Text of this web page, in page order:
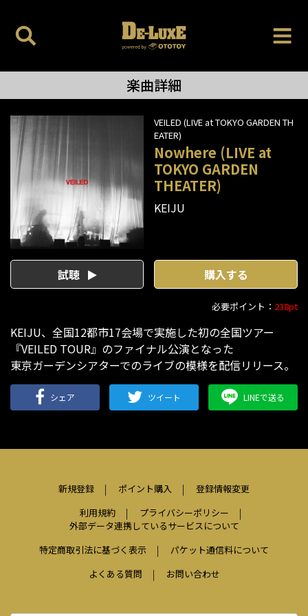
楽曲詳細
VEILED (LIVE at TOKYO GARDEN TH
EATER)
Nowhere (LIVE at
TOKYO GARDEN
THEATER)
KEIJU
試聴 購入する
必要ポイント： 238pt
KEIJU、全国12都市17会場で実施した初の全国ツアー
『VEILED TOUR』のファイナル公演となった
東京ガーデンシアターでのライブの模様を配信リリース。
シェア ツイート LINEで送る
新規登録 ポイント購入
登録情報変更
利用規約
プライバシーポリシー
外部データ連携しているサービスについて
特定商取引法に基づく表示
パケット通信料について
よくある質問
お問い合わせ